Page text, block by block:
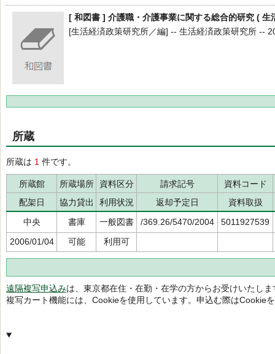
[ 和図書 ] 介護職・介護事業に関する総合的研究 ( 生
[生活経済政策研究所／編] -- 生活経済政策研究所 --
所蔵
所蔵は 1 件です。
所蔵館 所蔵場所 資料区分 請求記号
資料コード
配架日
協力貸出 利用状況 返却予定日
資料取扱
中央
書庫 一般図書 /369.26/5470/2004
5011927539
2006/01/04
可能 利用可
遠隔複写申込みは、東京都在住・在勤・在学の方からお受けいたしま
複写カート機能には、Cookieを使用しています。申込む際はCookie